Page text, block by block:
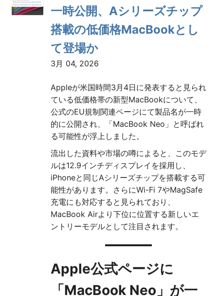
一時公開、Aシリーズチップ
搭載の低価格MacBookとし
て登場か
3月 04, 2026
Appleが米国時間3月4日に発表すると見られ
ている低価格帯の新型MacBookについて、
公式のEU規制関連ページにて製品名が一時
的に公開され、「MacBook Neo」と呼ばれ
る可能性が浮上しました。
流出した資料や市場の噂によると、このモデ
ルは12.9インチディスプレイを採用し、
iPhoneと同じAシリーズチップを搭載する可
能性があります。さらにWi-Fi 7やMagSafe
充電にも対応すると見られており、
MacBook Airより下位に位置する新しいエ
ントリーモデルとして注目されます。
Apple公式ページに
「MacBook Neo」が一